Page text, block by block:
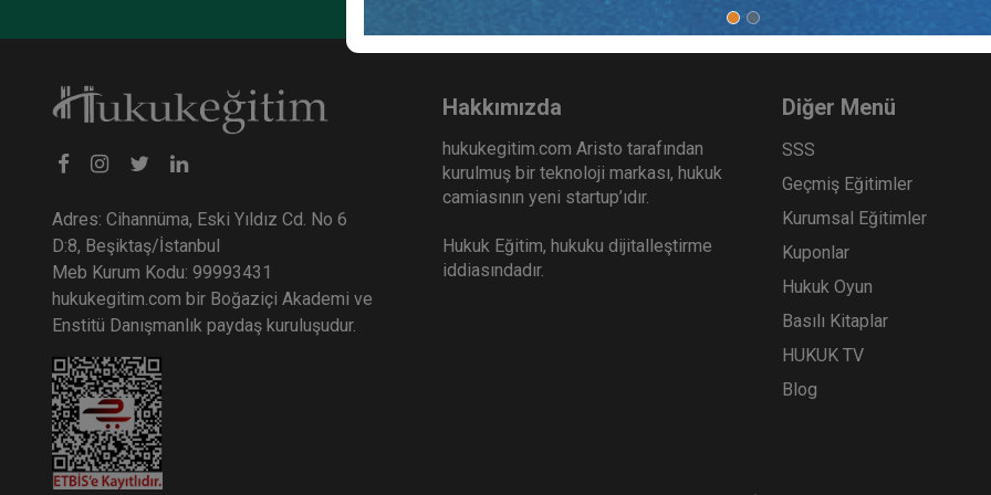
Adres: Cihannüma, Eski Yıldız Cd. No 6
D:8, Beşiktaş/İstanbul
Meb Kurum Kodu: 99993431
hukukegitim.com bir Boğaziçi Akademi ve
Enstitü Danışmanlık paydaş kuruluşudur.
Hakkımızda
hukukegitim.com Aristo tarafından
kurulmuş bir teknoloji markası, hukuk
camiasının yeni startup’ıdır.
Hukuk Eğitim, hukuku dijitalleştirme
iddiasındadır.
Diğer Menü
SSS
Geçmiş Eğitimler
Kurumsal Eğitimler
Kuponlar
Hukuk Oyun
Basılı Kitaplar
HUKUK TV
Blog